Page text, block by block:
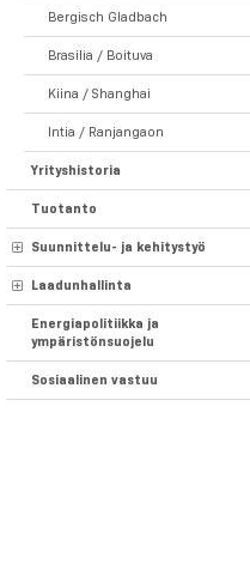
Bergisch Gladbach
Brasilia / Boituva
Kiina / Shanghai
Intia / Ranjangaon
Yrityshistoria
Tuotanto
Suunnittelu- ja kehitystyö
Laadunhallinta
Energiapolitiikka ja
ympäristönsuojelu
Sosiaalinen vastuu